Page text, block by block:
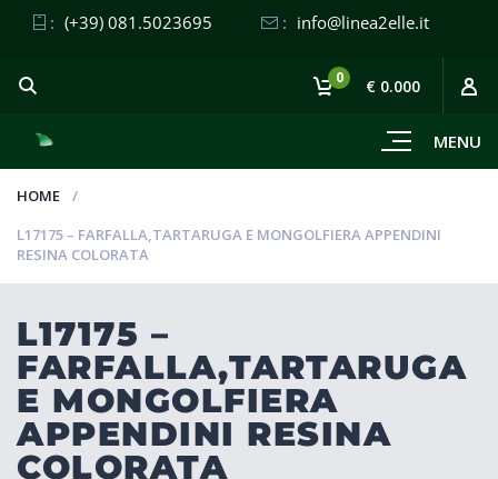
: (+39) 081.5023695 : info@linea2elle.it
MENU
0 € 0.000
HOME
L17175 – FARFALLA,TARTARUGA E MONGOLFIERA APPENDINI
RESINA COLORATA
L17175 –
FARFALLA,TARTARUGA
E MONGOLFIERA
APPENDINI RESINA
COLORATA